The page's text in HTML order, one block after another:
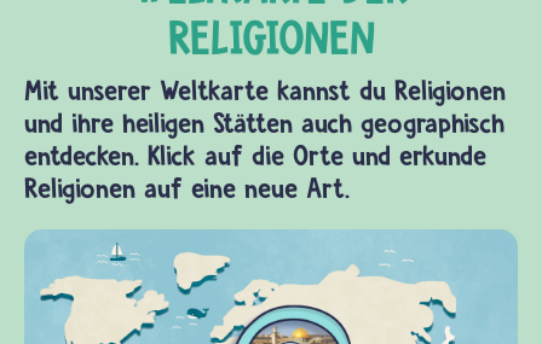
Mit unserer Weltkarte kannst du Religionen
und ihre heiligen Stätten auch geographisch
entdecken. Klick auf die Orte und erkunde
Religionen auf eine neue Art.